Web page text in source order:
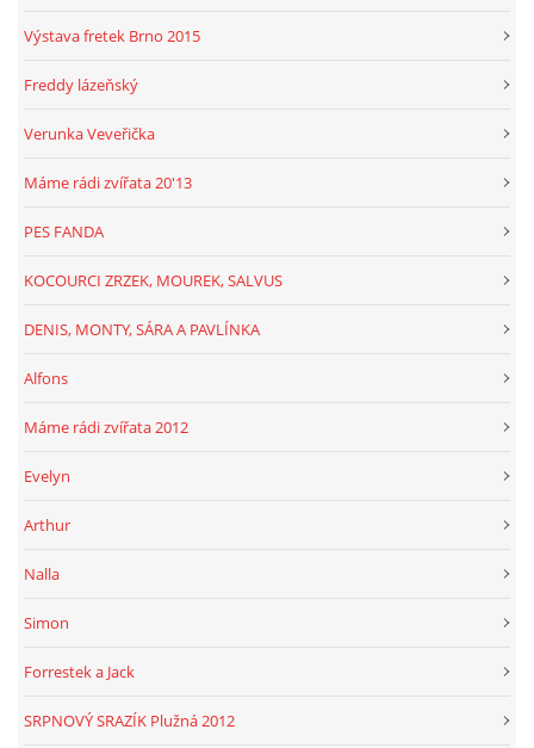
Výstava fretek Brno 2015
Freddy lázeňský
Verunka Veveřička
Máme rádi zvířata 20'13
PES FANDA
KOCOURCI ZRZEK, MOUREK, SALVUS
DENIS, MONTY, SÁRA A PAVLÍNKA
Alfons
Máme rádi zvířata 2012
Evelyn
Arthur
Nalla
Simon
Forrestek a Jack
SRPNOVÝ SRAZÍK Plužná 2012